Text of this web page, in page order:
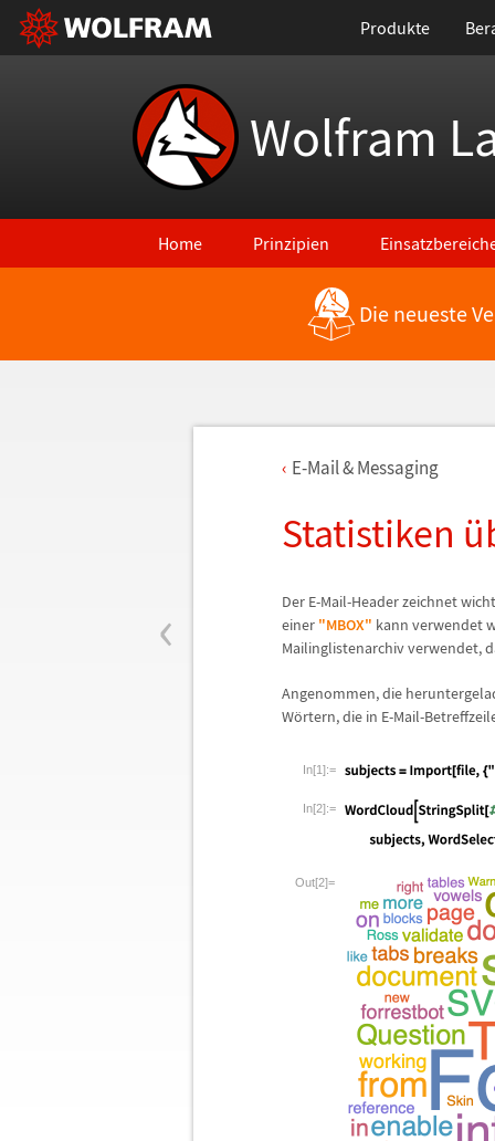
Produkte
Wolfram
Home Prinzipien
Die neueste
‹
E-Mail & Messaging
Statistiken ü
Der E-Mail-Header zeichnet
einer "MBOX" kann verwendet
Mailinglistenarchiv verwendet,
Angenommen, die
Wörtern, die in E-Mail-
In[1]:=
In[2]:=
Out[2]=